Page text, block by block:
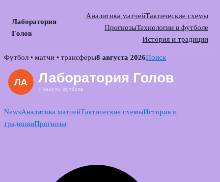
Лаборатория
Голов
Аналитика матчейТактические схемы
ПрогнозыТехнологии в футболе
История и традиции
Skip
content
Футбол • матчи • трансферы8 августа 2026Поиск
NewsАналитика матчейТактические схемыИстория и
традицииПрогнозы